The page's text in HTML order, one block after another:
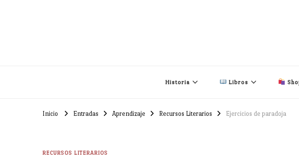
Historia Libros
Inicio Entradas Aprendizaje Recursos Literarios Ejercicios de paradoja
RECURSOS LITERARIOS